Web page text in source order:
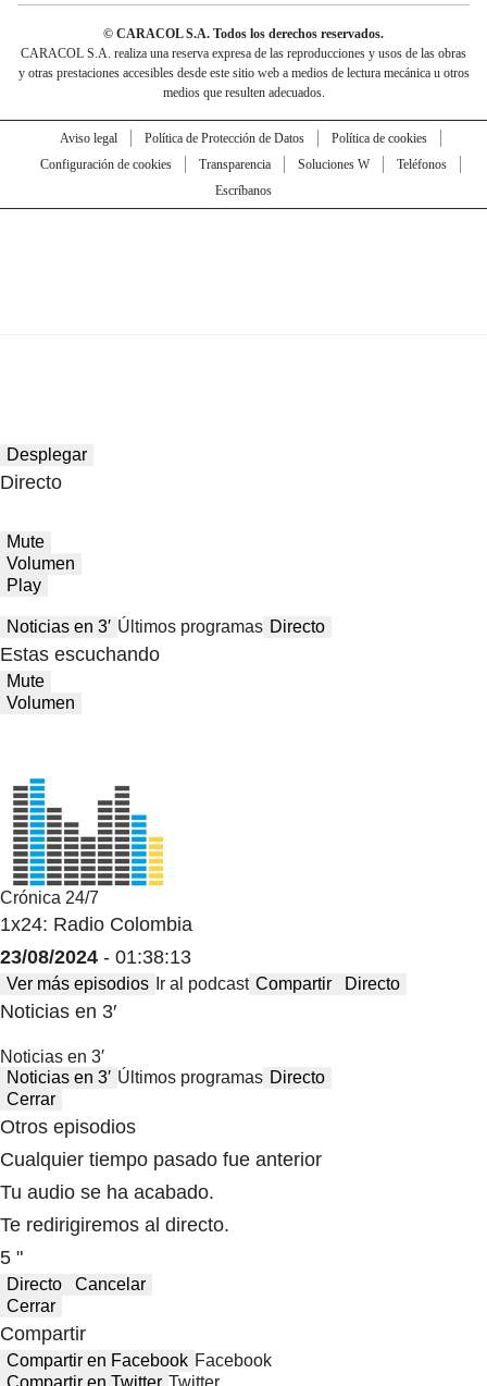
© CARACOL S.A. Todos los derechos reservados.
CARACOL S.A. realiza una reserva expresa de las reproducciones y usos de las obras
y otras prestaciones accesibles desde este sitio web a medios de lectura mecánica u otros
medios que resulten adecuados.
Aviso legal Política de Protección de Datos
Política de cookies
Configuración de cookies
Transparencia Soluciones W
Teléfonos
Escríbanos
Desplegar
Directo
Mute
Volumen
Play
Noticias en 3′ Últimos programas Directo
Estas escuchando
Mute
Volumen
Crónica 24/7
1x24: Radio Colombia
23/08/2024 - 01:38:13
Ver más episodios Ir al podcast Compartir Directo
Noticias en 3′
Noticias en 3′
Noticias en 3′ Últimos programas Directo
Cerrar
Otros episodios
Cualquier tiempo pasado fue anterior
Tu audio se ha acabado.
Te redirigiremos al directo.
5 "
Directo
Cancelar
Cerrar
Compartir
Compartir en Facebook Facebook